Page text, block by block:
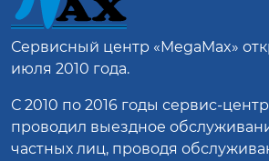
Сервисный центр «MegaMax»
июля 2010 года.
С 2010 по 2016 годы сервис-центр
проводил выездное
частных лиц, проводя